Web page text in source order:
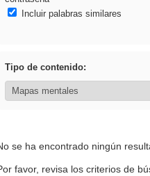
Incluir palabras similares
Tipo de contenido:
se ha encontrado ningún
favor, revisa los criterios de